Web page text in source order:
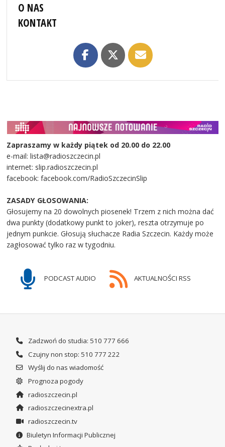
O NAS
KONTAKT
Zapraszamy w każdy piątek od 20.00 do 22.00
e-mail: lista@radioszczecin.pl
internet: slip.radioszczecin.pl
facebook: facebook.com/RadioSzczecinSlip
ZASADY GŁOSOWANIA:
Głosujemy na 20 dowolnych piosenek! Trzem z nich można dać
dwa punkty (dodatkowy punkt to joker), reszta otrzymuje po
jednym punkcie. Głosują słuchacze Radia Szczecin. Każdy może
zagłosować tylko raz w tygodniu.
PODCAST AUDIO AKTUALNOŚCI RSS
Zadzwoń do studia: 510 777 666
Czujny non stop: 510 777 222
Wyślij do nas wiadomość
Prognoza pogody
radioszczecin.pl
radioszczecinextra.pl
radioszczecin.tv
Biuletyn Informacji Publicznej